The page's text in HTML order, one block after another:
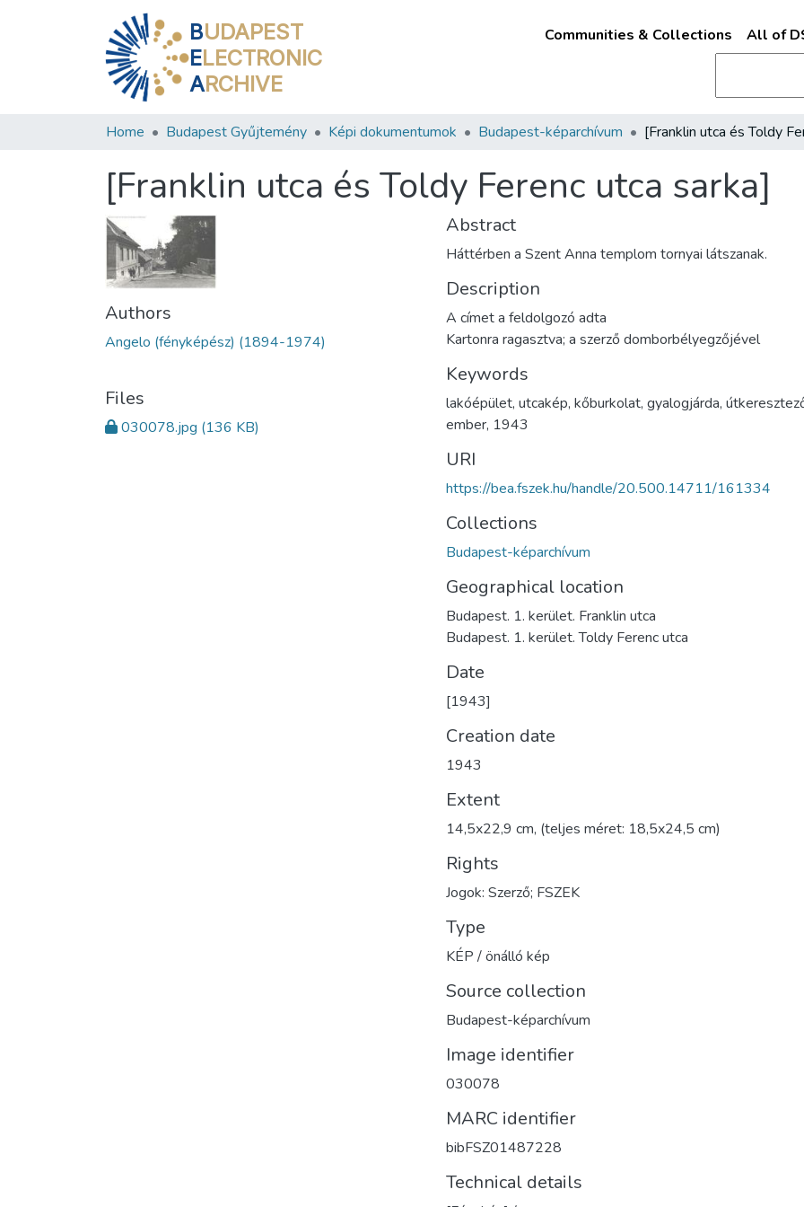
BUDAPEST
ELECTRONIC
ARCHIVE
Communities & Collections All of
Home Budapest Gyűjtemény Képi dokumentumok Budapest-képarchívum
[Franklin utca és Toldy Ferenc utca sarka]
Authors
Angelo (fényképész) (1894-1974)
Files
030078.jpg (136 KB)
Abstract
Háttérben a Szent Anna templom tornyai látszanak.
Description
A címet a feldolgozó adta
Kartonra ragasztva; a szerző domborbélyegzőjével
Keywords
lakóépület, utcakép, kőburkolat, gyalogjárda,
ember, 1943
URI
https://bea.fszek.hu/handle/20.500.14711/161334
Collections
Budapest-képarchívum
Geographical location
Budapest. 1. kerület. Franklin utca
Budapest. 1. kerület. Toldy Ferenc utca
Date
[1943]
Creation date
1943
Extent
14,5x22,9 cm, (teljes méret: 18,5x24,5 cm)
Rights
Jogok: Szerző; FSZEK
Type
KÉP / önálló kép
Source collection
Budapest-képarchívum
Image identifier
030078
MARC identifier
bibFSZ01487228
Technical details